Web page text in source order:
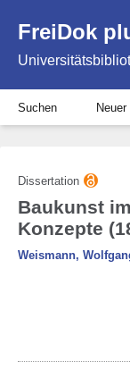
FreiDok
Suchen
Dissertation
Baukunst
Konzepte
Weismann,